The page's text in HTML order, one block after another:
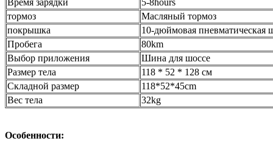
тормоз
Масляный тормоз
покрышка
10-дюймовая пневматическая
Пробега
80km
Выбор приложения
Шина для шоссе
Размер тела
118 * 52 * 128 см
Складной размер
118*52*45cm
Вес тела
32kg
Особенности: